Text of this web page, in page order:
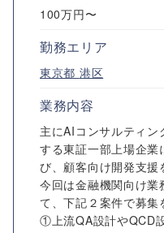
100万円〜
勤務エリア
東京都 港区
業務内容
主にAIコンサルティン
する東証一部上場企業
び、顧客向け開発支援
今回は金融機関向け業
て、下記２案件で募集
①上流QA設計やQCD